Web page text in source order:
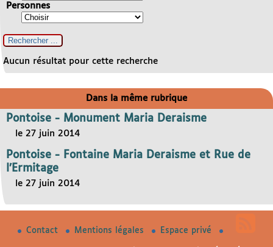
Personnes
Aucun résultat pour cette recherche
Dans la même rubrique
Pontoise - Monument Maria Deraisme
le 27 juin 2014
Pontoise - Fontaine Maria Deraisme et Rue de
l’Ermitage
le 27 juin 2014
Contact Mentions légales Espace privé